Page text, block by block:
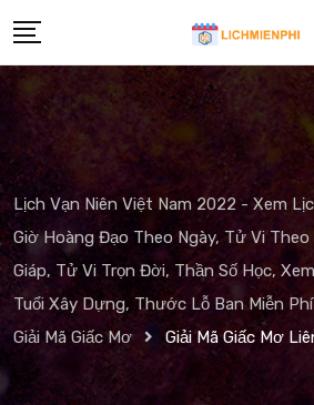
to
content
Lịch Vạn Niên Việt Nam 2022 - Xem
Giờ Hoàng Đạo Theo Ngày, Tử Vi
Giáp, Tử Vi Trọn Đời, Thần Số Học,
Tuổi Xây Dựng, Thước Lỗ Ban Miễn Phí
Giải Mã Giấc Mơ
Giải Mã Giấc Mơ